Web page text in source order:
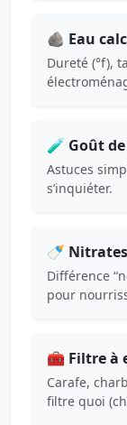
🪨 Eau
Dureté (°f),
🧪 Goût
Astuces
s’inquiéter.
🍼
Différence
pour
🧰 Filtre à
Carafe,
filtre quoi